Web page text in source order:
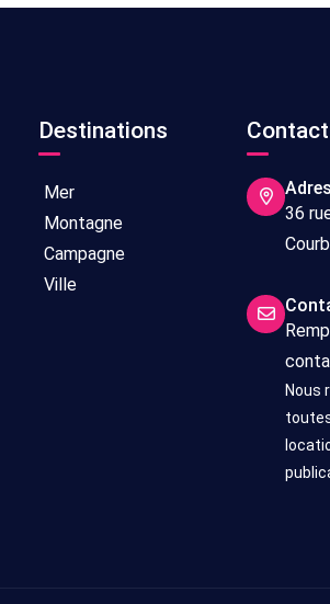
Destinations
Mer
Montagne
Campagne
Ville
Contact
36
Nous